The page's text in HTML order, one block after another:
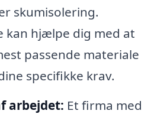
skumisolering.
kan hjælpe dig med at
passende materiale
specifikke krav.
arbejdet: Et firma med